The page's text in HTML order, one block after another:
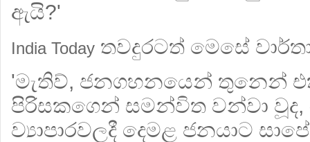
ඇයි?'
India Today තවදුරටත් මෙසේ
'මැතිව්, ජනගහනයෙන් තුනෙන්
පිරිසකගෙන් සමන්විත වන්වා වූද,
ව්‍යාපාරවලදී දෙමළ ජනයාට